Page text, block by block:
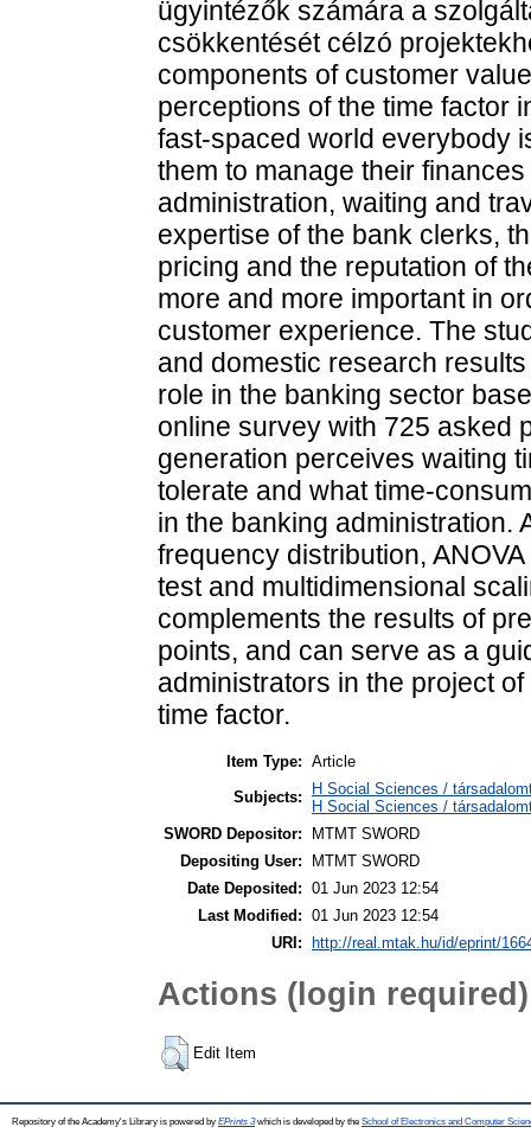
ügyintézők számára a
csökkentését célzó
components of customer
perceptions of the time factor
fast-spaced world everybody
them to manage their
administration, waiting and
expertise of the bank clerks,
pricing and the reputation of
more and more important in
customer experience. The
and domestic research
role in the banking sector
online survey with 725 asked
generation perceives waiting
tolerate and what time-
in the banking administration.
frequency distribution,
test and multidimensional
complements the results of
points, and can serve as a
administrators in the project
time factor.
Item Type: Article
Subjects:
H Social Sciences /
H Social Sciences /
SWORD Depositor:
MTMT SWORD
Depositing User:
MTMT SWORD
Date Deposited: 01 Jun 2023 12:54
Last Modified: 01 Jun 2023 12:54
URI:
http://real.mtak.hu/id/eprint/
Actions (login required)
Edit Item
Repository of the Academy's Library is powered by EPrints 3which is developed by the School of Electronics and Computer